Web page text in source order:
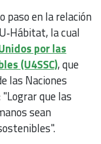
paso en la relación
la cual
por las
(U4SSC), que
las Naciones
que las
sean